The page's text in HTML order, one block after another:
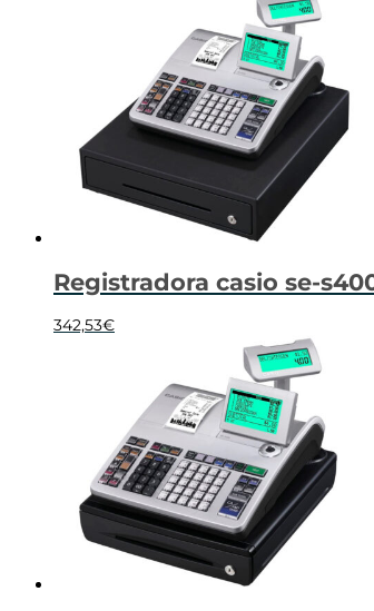
Registradora casio se-
342,53€